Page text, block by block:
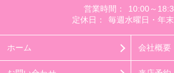
営業時間：
10:00～
定休日：
毎週水曜日・年
ホーム 会社概要